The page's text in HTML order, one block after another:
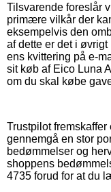
Tilsvarende foreslår
primære vilkår der
eksempelvis den
af dette er det i
ens kvittering på e-
sit køb af Eico Luna
om du skal købe
Trustpilot
gennemgå en stor
bedømmelser og
shoppens
4735 forud for at du